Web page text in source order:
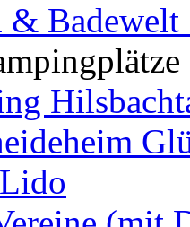
& Badewelt